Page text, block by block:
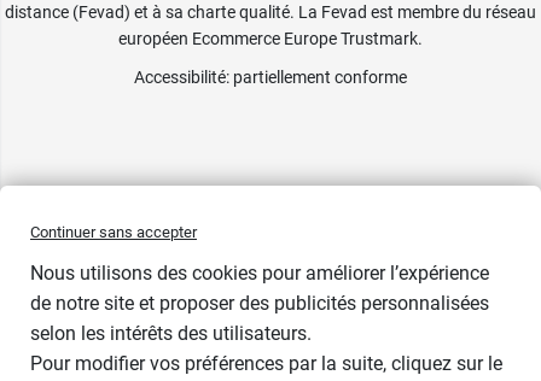
distance (Fevad) et à sa charte qualité. La Fevad est membre du réseau
européen Ecommerce Europe Trustmark.
Accessibilité: partiellement conforme
Continuer sans accepter
Nous utilisons des cookies pour améliorer l’expérience
de notre site et proposer des publicités personnalisées
selon les intérêts des utilisateurs.
Pour modifier vos préférences par la suite, cliquez sur le